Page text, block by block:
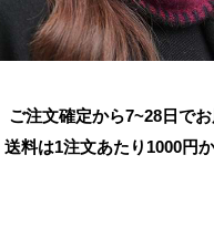
ご注文確定から7~28日で
送料は1注文あたり 1000円